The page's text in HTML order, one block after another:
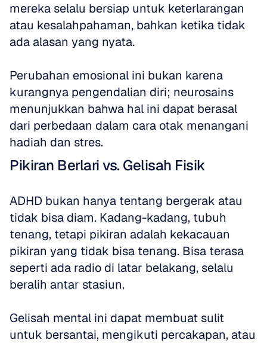
mereka selalu bersiap untuk keterlarangan
atau kesalahpahaman, bahkan ketika tidak
ada alasan yang nyata.
Perubahan emosional ini bukan karena
kurangnya pengendalian diri; neurosains
menunjukkan bahwa hal ini dapat berasal
dari perbedaan dalam cara otak menangani
hadiah dan stres.
Pikiran Berlari vs. Gelisah Fisik
ADHD bukan hanya tentang bergerak atau
tidak bisa diam. Kadang-kadang, tubuh
tenang, tetapi pikiran adalah kekacauan
pikiran yang tidak bisa tenang. Bisa terasa
seperti ada radio di latar belakang, selalu
beralih antar stasiun.
Gelisah mental ini dapat membuat sulit
untuk bersantai, mengikuti percakapan, atau